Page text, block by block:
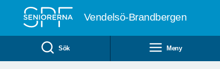
Vendelsö-Brandbergen
Sök Meny